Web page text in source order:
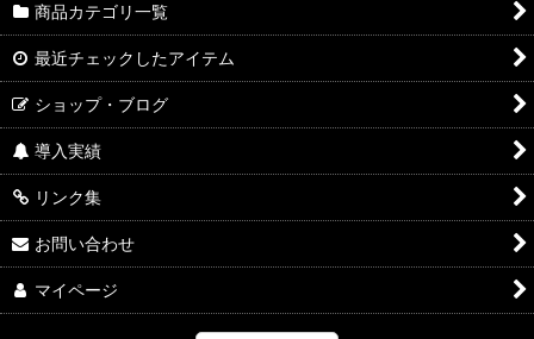
商品カテゴリ一覧
最近チェックしたアイテム
ショップ・ブログ
導入実績
リンク集
お問い合わせ
マイページ